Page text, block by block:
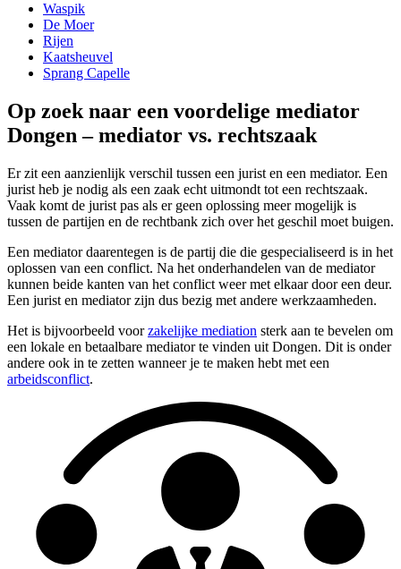
Waspik
De Moer
Rijen
Kaatsheuvel
Sprang Capelle
Op zoek naar een voordelige mediator
Dongen – mediator vs. rechtszaak
Er zit een aanzienlijk verschil tussen een jurist en een mediator. Een
jurist heb je nodig als een zaak echt uitmondt tot een rechtszaak.
Vaak komt de jurist pas als er geen oplossing meer mogelijk is
tussen de partijen en de rechtbank zich over het geschil moet buigen.
Een mediator daarentegen is de partij die die gespecialiseerd is in het
oplossen van een conflict. Na het onderhandelen van de mediator
kunnen beide kanten van het conflict weer met elkaar door een deur.
Een jurist en mediator zijn dus bezig met andere werkzaamheden.
Het is bijvoorbeeld voorzakelijke mediation sterk aan te bevelen om
een lokale en betaalbare mediator te vinden uit Dongen. Dit is onder
andere ook in te zetten wanneer je te maken hebt met een
arbeidsconflict.